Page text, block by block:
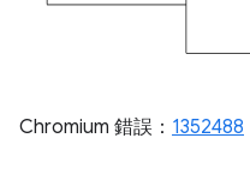
Chromium 錯誤： 1352488